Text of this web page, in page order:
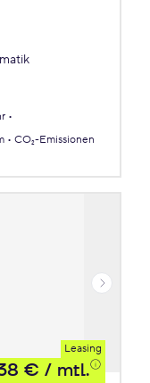
CO₂-Emissionen
Leasing
€ / mtl.